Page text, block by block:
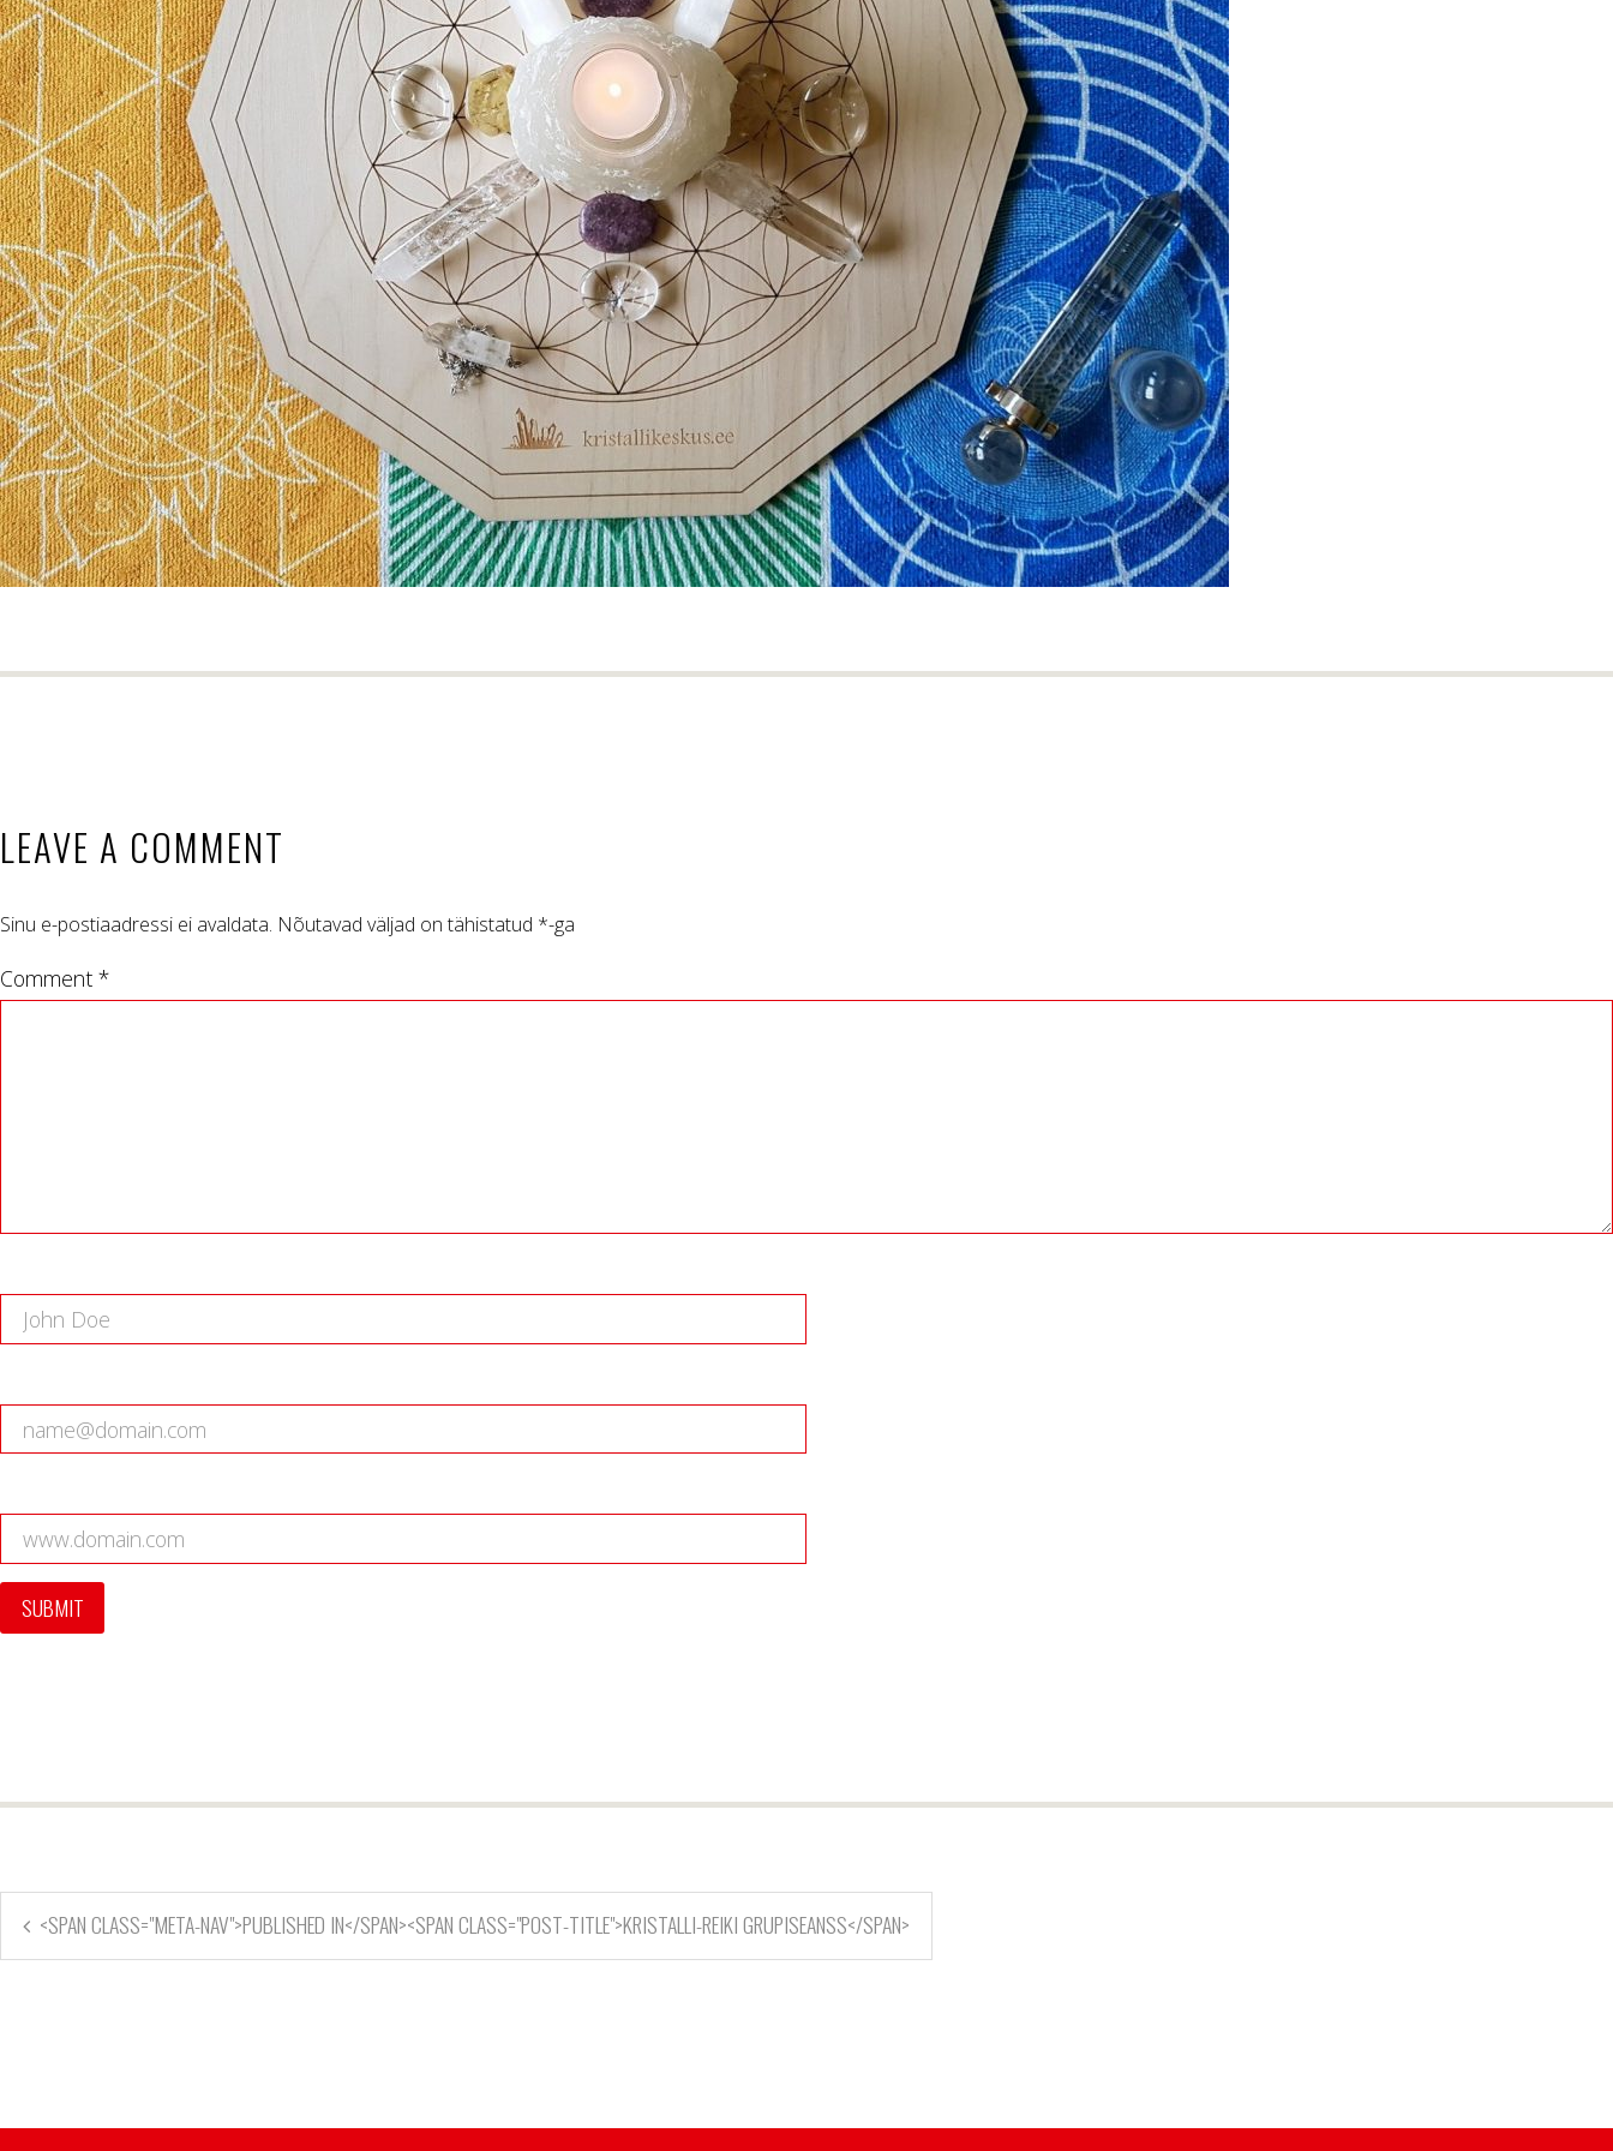
LEAVE A COMMENT
Sinu e-postiaadressi ei avaldata. Nõutavad väljad on tähistatud *-ga
Comment *
<SPAN CLASS="META-NAV">PUBLISHED IN</SPAN><SPAN CLASS="POST-TITLE">KRISTALLI-REIKI GRUPISEANSS</SPAN>